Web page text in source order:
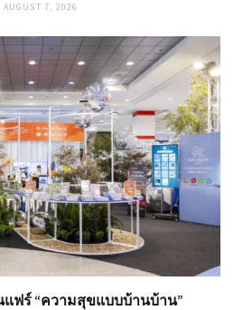
AUGUST 7, 2026
แฟร์ “ความสุขแบบบ้านบ้าน”